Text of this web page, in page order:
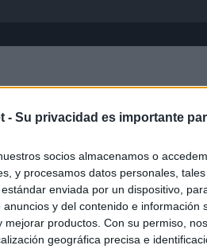
- Su privacidad es importante
socios almacenamos o
y procesamos datos personales,
enviada por un dispositivo,
anuncios y del contenido e información
mejorar productos. Con su permiso,
geográfica precisa e
Inicio